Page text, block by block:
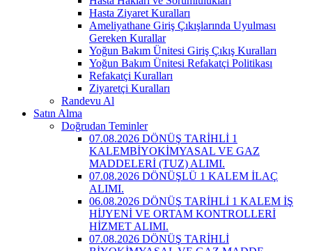
Hasta Ziyaret Kuralları
Ameliyathane Giriş Çıkışlarında Uyulması
Gereken Kurallar
Yoğun Bakım Ünitesi Giriş Çıkış Kuralları
Yoğun Bakım Ünitesi Refakatçi Politikası
Refakatçi Kuralları
Ziyaretçi Kuralları
Randevu Al
Satın Alma
Doğrudan Teminler
07.08.2026 DÖNÜŞ TARİHLİ 1
KALEMBİYOKİMYASAL VE GAZ
MADDELERİ (TUZ) ALIMI.
07.08.2026 DÖNÜŞLÜ 1 KALEM İLAÇ
ALIMI.
06.08.2026 DÖNÜŞ TARİHLİ 1 KALEM İŞ
HİJYENİ VE ORTAM KONTROLLERİ
HİZMET ALIMI.
07.08.2026 DÖNÜŞ TARİHLİ